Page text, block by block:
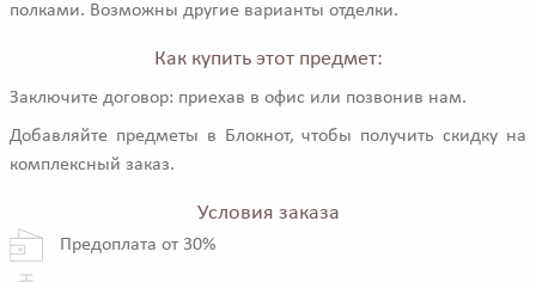
полками. Возможны другие варианты отделки.
Как купить этот предмет:
Заключите договор: приехав в офис или позвонив нам.
Добавляйте предметы в Блокнот, чтобы получить скидку на
комплексный заказ.
Условия заказа
Предоплата от 30%